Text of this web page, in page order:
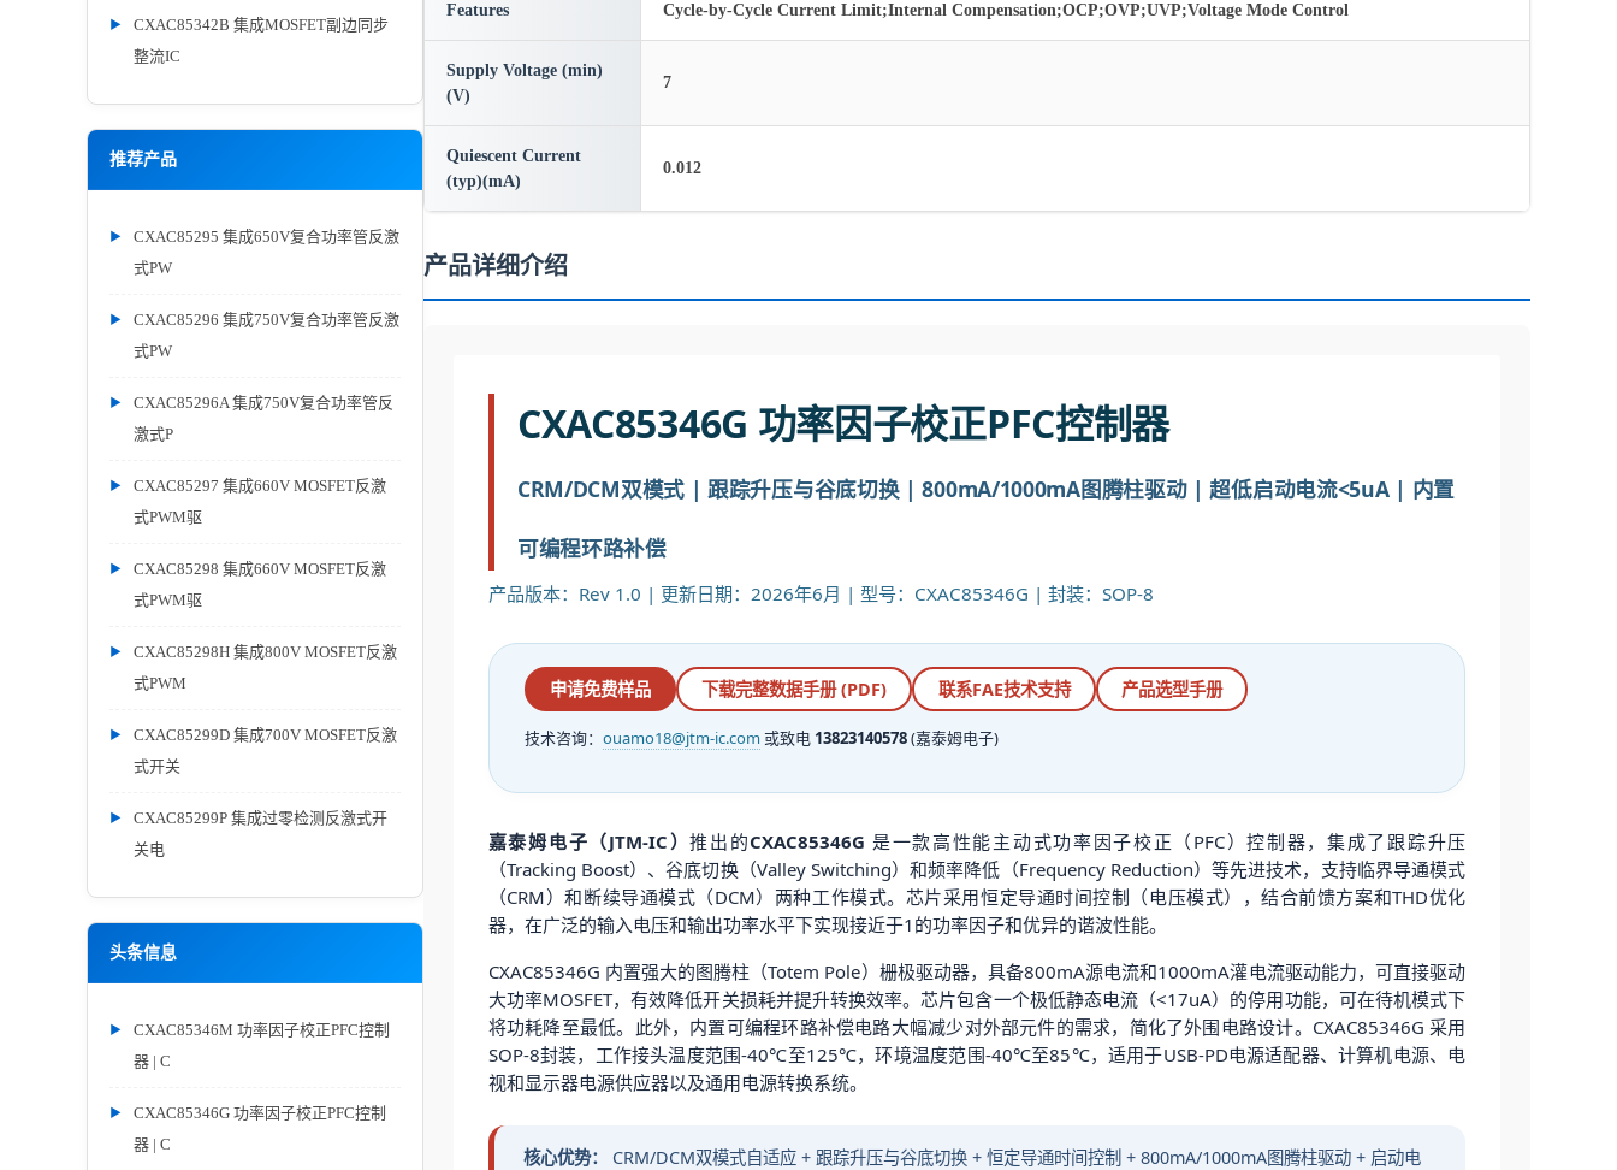
CXAC85342B 集成MOSFET副边同步
整流IC
推荐产品
CXAC85295 集成650V复合功率管反激
式PW
CXAC85296 集成750V复合功率管反激
式PW
CXAC85296A 集成750V复合功率管反
激式P
CXAC85297 集成660V MOSFET反激
式PWM驱
CXAC85298 集成660V MOSFET反激
式PWM驱
CXAC85298H 集成800V MOSFET反激
式PWM
CXAC85299D 集成700V MOSFET反激
式开关
CXAC85299P 集成过零检测反激式开
关电
头条信息
CXAC85346M 功率因子校正PFC控制
器 | C
CXAC85346G 功率因子校正PFC控制
器 | C
Features Cycle-by-Cycle Current Limit;Internal Compensation;OCP;OVP;UVP;Voltage Mode Control
Supply Voltage (min)
(V)
7
Quiescent Current
(typ)(mA)
0.012
产品详细介绍
CXAC85346G 功率因子校正PFC控制器
CRM/DCM双模式 | 跟踪升压与谷底切换 | 800mA/1000mA图腾柱驱动 | 超低启动电流<5uA | 内置
可编程环路补偿
产品版本：Rev 1.0 | 更新日期：2026年6月 | 型号：CXAC85346G | 封装：SOP-8
申请免费样品 下载完整数据手册 (PDF) 联系FAE技术支持 产品选型手册
技术咨询： ouamo18@jtm-ic.com或致电 13823140578(嘉泰姆电子)
嘉泰姆电子（JTM-IC）推出的CXAC85346G 是一款高性能主动式功率因子校正（PFC）控制器，集成了跟踪升压
（Tracking Boost）、谷底切换（Valley Switching）和频率降低（Frequency Reduction）等先进技术，支持临界导通模式
（CRM）和断续导通模式（DCM）两种工作模式。芯片采用恒定导通时间控制（电压模式），结合前馈方案和THD优化
器，在广泛的输入电压和输出功率水平下实现接近于1的功率因子和优异的谐波性能。
CXAC85346G 内置强大的图腾柱（Totem Pole）栅极驱动器，具备800mA源电流和1000mA灌电流驱动能力，可直接驱动
大功率MOSFET，有效降低开关损耗并提升转换效率。芯片包含一个极低静态电流（<17uA）的停用功能，可在待机模式下
将功耗降至最低。此外，内置可编程环路补偿电路大幅减少对外部元件的需求，简化了外围电路设计。CXAC85346G 采用
SOP-8封装，工作接头温度范围-40℃至125℃，环境温度范围-40℃至85℃，适用于USB-PD电源适配器、计算机电源、电
视和显示器电源供应器以及通用电源转换系统。
核心优势：
CRM/DCM双模式自适应 + 跟踪升压与谷底切换 + 恒定导通时间控制 + 800mA/1000mA图腾柱驱动 + 启动电